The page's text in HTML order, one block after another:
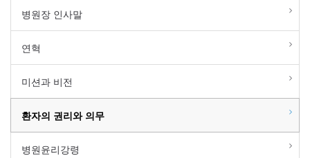
병원장 인사말
연혁
미션과 비전
환자의 권리와 의무
병원윤리강령